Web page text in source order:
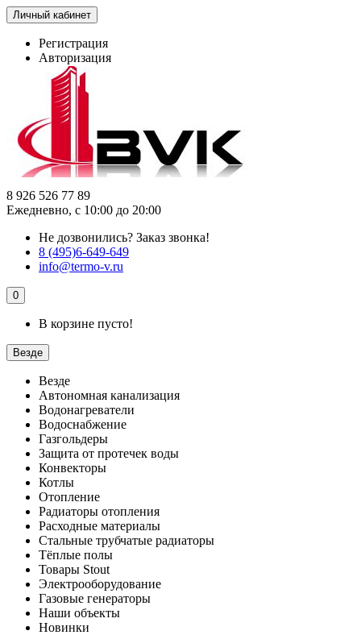
Личный кабинет
Регистрация
Авторизация
8 926 526 77 89
Ежедневно, с 10:00 до 20:00
Не дозвонились? Заказ звонка!
8 (495)6-649-649
info@termo-v.ru
0
В корзине пусто!
Везде
Везде
Автономная канализация
Водонагреватели
Водоснабжение
Газгольдеры
Защита от протечек воды
Конвекторы
Котлы
Отопление
Радиаторы отопления
Расходные материалы
Стальные трубчатые радиаторы
Тёплые полы
Товары Stout
Электрооборудование
Газовые генераторы
Наши объекты
Новинки